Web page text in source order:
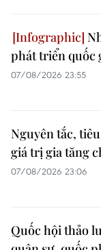
phát triển quốc
07/08/2026 23:55
Nguyên tắc,
giá trị gia tăng
07/08/2026 23:06
Quốc hội thảo